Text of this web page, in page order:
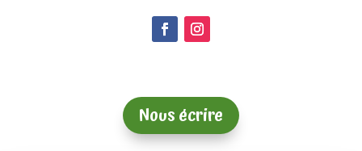
Nous écrire